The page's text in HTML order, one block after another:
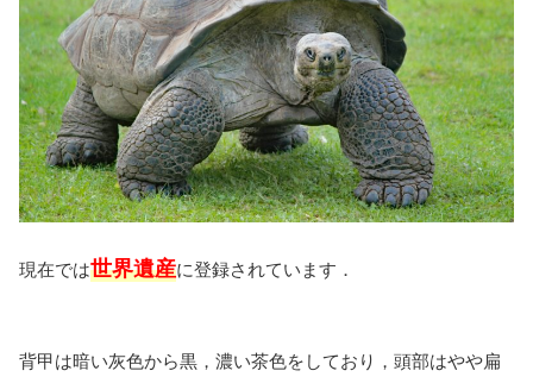
現在では世界遺産に登録されています．
背甲は暗い灰色から黒，濃い茶色をしており，頭部はやや扁